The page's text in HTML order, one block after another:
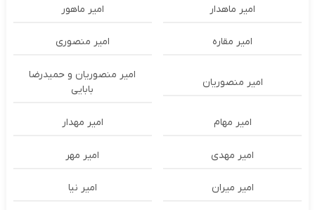
امیر ماهدار امیر ماهور
امیر مقاره امیر منصوری
امیر منصوریان
امیر منصوریان و حمیدرضا
بابایی
امیر مهام امیر مهدار
امیر مهدی امیر مهر
امیر میران امیر نیا